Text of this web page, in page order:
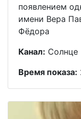
появлением
имени Вера
Фёдора
Канал: Солнце
Время показа: